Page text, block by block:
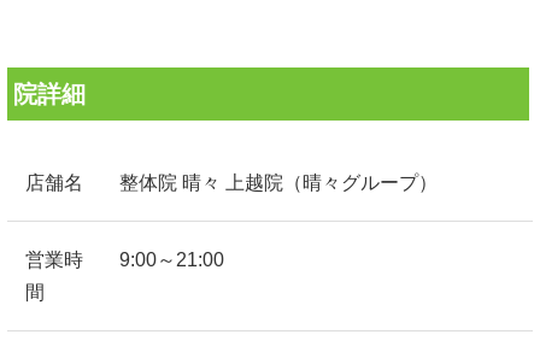
院詳細
店舗名 整体院 晴々 上越院（晴々グループ）
営業時
間
9:00～21:00